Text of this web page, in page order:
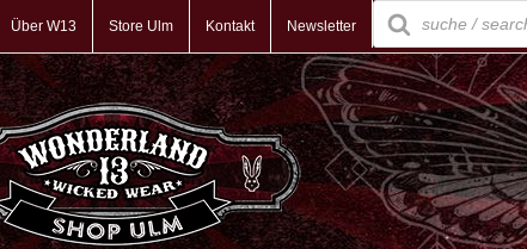
Über W13 Store Ulm Kontakt Newsletter
Products
search